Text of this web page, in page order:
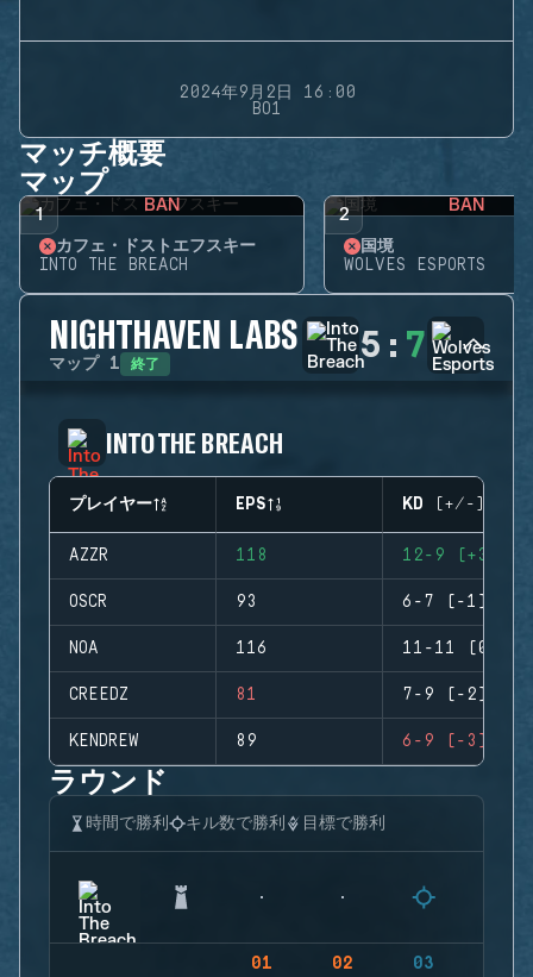
2024年9月2日 16:00
BO1
マッチ概要
マップ
1 BAN
カフェ・ドストエフスキー
INTO THE BREACH
2 BAN
国境
WOLVES ESPORTS
NIGHTHAVEN LABS
マップ 1 終了 5 : 7
INTO THE BREACH
プレイヤー EPS KD (+/-)
AZZR 118 12-9 (+3)
OSCR 93 6-7 (-1)
NOA 116 11-11 (0)
CREEDZ 81 7-9 (-2)
KENDREW 89 6-9 (-3)
ラウンド
時間で勝利 キル数で勝利 目標で勝利
01 02 03